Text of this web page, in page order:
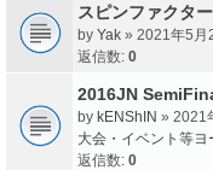
スピンファクタ
by Yak » 2021年5月
返信数: 0
2016JN
by kENShIN » 2021
大会・イベント等
返信数: 0